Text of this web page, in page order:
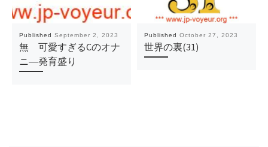
Published September 2, 2023
無 可愛すぎるCのオナ
ニ―発育盛り
Published October 27, 2023
世界の裏(31)